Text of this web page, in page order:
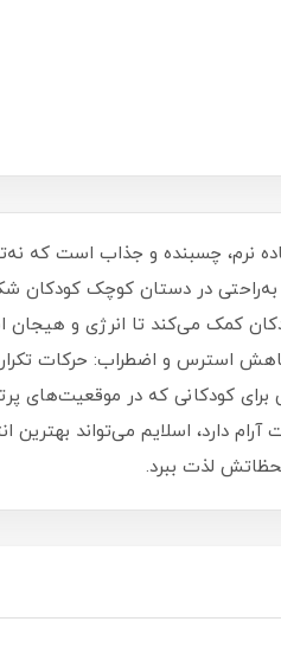
نرم، چسبنده و جذاب است که
به‌راحتی در دستان کوچک
کمک می‌کند تا انرژی و
استرس و اضطراب: حرکات
کودکانی که در موقعیت‌های
دارد، اسلایم می‌تواند
لذت ببرد.